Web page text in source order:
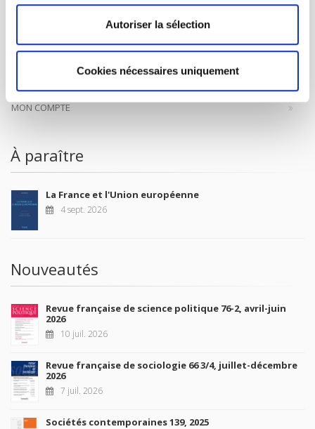
Autoriser la sélection
Cookies nécessaires uniquement
FOREIGN RIGHTS
POUR LES LIBRAIRES
MON COMPTE
À paraître
La France et l'Union européenne
4 sept. 2026
Nouveautés
Revue française de science politique 76-2, avril-juin
2026
10 juil. 2026
Revue française de sociologie 66 3/4, juillet-décembre
2026
7 juil. 2026
Sociétés contemporaines 139, 2025